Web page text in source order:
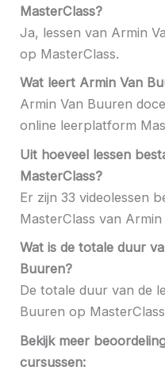
MasterClass?
Ja, lessen van Armin
op MasterClass.
Wat leert Armin Van
Armin Van Buuren
online leerplatform
Uit hoeveel lessen
MasterClass?
Er zijn 33 videolessen
MasterClass van
Wat is de totale duur
Buuren?
De totale duur van de
Buuren op
Bekijk meer
cursussen: